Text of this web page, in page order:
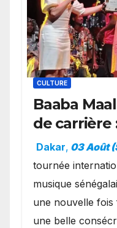
CULTURE
Baaba
de carrière
présence
royale.
Dakar, 03 Août
tournée
musique
une nouvelle
une belle